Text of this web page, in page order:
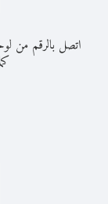
اتصل بالرقم من